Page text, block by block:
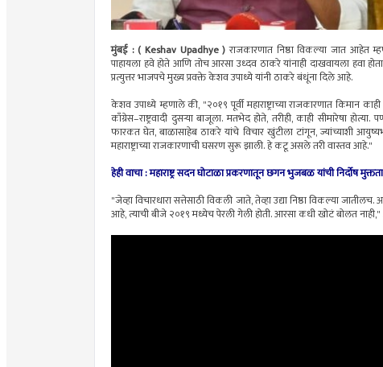
मुंबई : ( Keshav Upadhye )राजकारणात निष्ठा विकल्या जात आहेत
पाहायला हवे होते आणि तोच आरसा उध्दव ठाकरे यांनाही दाखवायला हवा
प्रत्युत्तर भाजपचे मुख्य प्रवक्ते केशव उपाध्ये यांनी ठाकरे बंधूंना दिले आहे.
केशव उपाध्ये म्हणाले की, "२०१९ पूर्वी महाराष्ट्राच्या राजकारणात किमान
काँग्रेस–राष्ट्रवादी दुसऱ्या बाजूला. मतभेद होते, तरीही, काही सीमारेषा
फारकत घेत, बाळासाहेब ठाकरे यांचे विचार खुंटीला टांगून, ज्यांच्याशी
महाराष्ट्राच्या राजकारणाची घसरण सुरू झाली. हे कटू असले तरी वास्तव आहे."
हेही वाचा :महाराष्ट्र सदन घोटाळा प्रकरणातून छगन भुजबळ यांची निर्दोष मुक्तता
"जेव्हा विचारधारा सत्तेसाठी विकली जाते, तेव्हा उद्या निष्ठा विकल्या
आहे, त्याची बीजे २०१९ मध्येच पेरली गेली होती. आरसा कधी खोटं बोलत